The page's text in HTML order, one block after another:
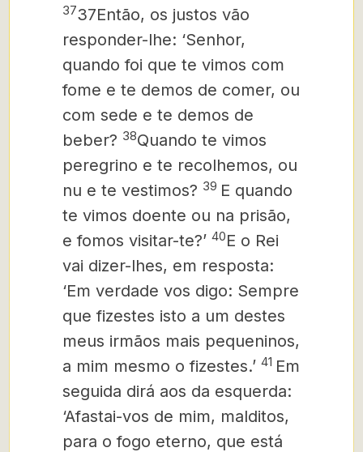
3737Então, os justos vão
responder-lhe: ‘Senhor,
quando foi que te vimos com
fome e te demos de comer, ou
com sede e te demos de
beber? 38Quando te vimos
peregrino e te recolhemos, ou
nu e te vestimos? 39 E quando
te vimos doente ou na prisão,
e fomos visitar-te?’ 40E o Rei
vai dizer-lhes, em resposta:
‘Em verdade vos digo: Sempre
que fizestes isto a um destes
meus irmãos mais pequeninos,
a mim mesmo o fizestes.’ 41 Em
seguida dirá aos da esquerda:
‘Afastai-vos de mim, malditos,
para o fogo eterno, que está